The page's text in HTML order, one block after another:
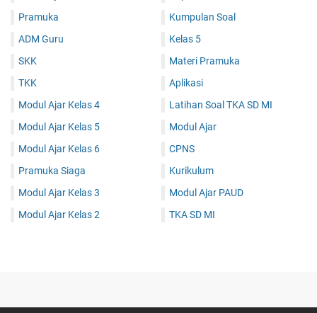
Pramuka
ADM Guru
SKK
TKK
Modul Ajar Kelas 4
Modul Ajar Kelas 5
Modul Ajar Kelas 6
Pramuka Siaga
Modul Ajar Kelas 3
Modul Ajar Kelas 2
Kumpulan Soal
Kelas 5
Materi Pramuka
Aplikasi
Latihan Soal TKA SD MI
Modul Ajar
CPNS
Kurikulum
Modul Ajar PAUD
TKA SD MI